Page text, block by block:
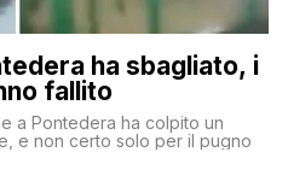
ha sbagliato, i
fallito
a Pontedera ha colpito un
e non certo solo per il pugno